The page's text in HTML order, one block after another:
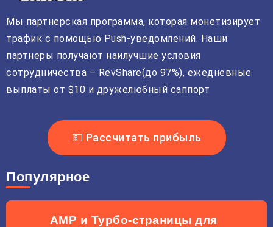
Мы партнерская программа, которая монетизирует
трафик с помощью Push-уведомлений. Наши
партнеры получают наилучшие условия
сотрудничества – RevShare(до 97%), ежедневные
выплаты от $10 и дружелюбный саппорт
💵 Рассчитать прибыль
Популярное
АМР и Турбо-страницы для